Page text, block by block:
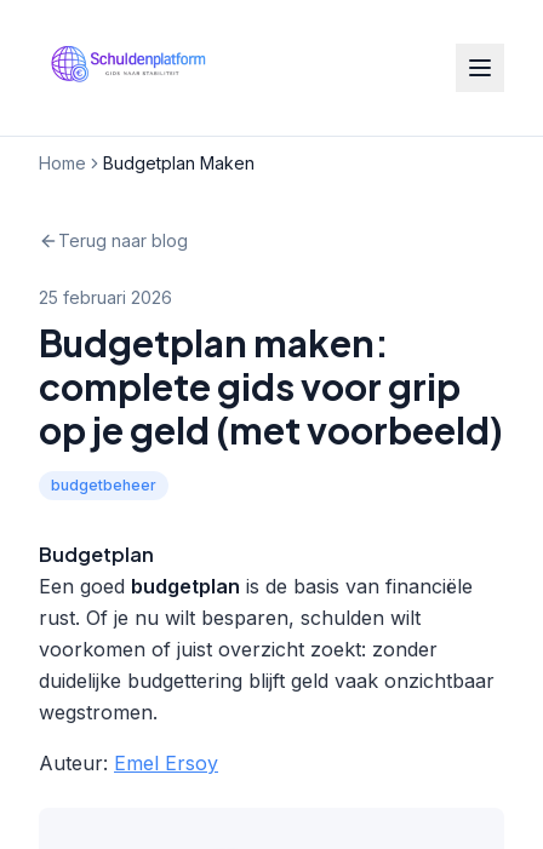
Home Budgetplan Maken
Terug naar blog
25 februari 2026
Budgetplan maken:
complete gids voor grip
op je geld (met voorbeeld)
budgetbeheer
Budgetplan
Een goed budgetplan is de basis van financiële
rust. Of je nu wilt besparen, schulden wilt
voorkomen of juist overzicht zoekt: zonder
duidelijke budgettering blijft geld vaak onzichtbaar
wegstromen.
Auteur: Emel Ersoy